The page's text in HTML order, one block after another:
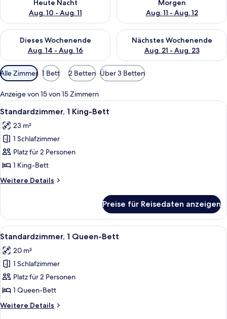
Heute Nacht
Aug. 10 - Aug. 11
Morgen
Aug. 11 - Aug. 12
Dieses Wochenende
Aug. 14 - Aug. 16
Überprüfe die Verfügbarkeit für dieses Wochenende, Aug. 14
Nächstes Wochenende
Aug. 21 - Aug. 23
Überprüfe die Verfügbarkeit
Verfügbare
Filter
für
Zimmer
Alle Zimmer 1 Bett 2 Betten Über 3 Betten
Anzeige von 15 von 15 Zimmern
Alle
Fotos
für
Standardzimmer,
1 King-
Bett
anzeigen
Ein modernes Hotelzimmer mit
5
Standardzimmer, 1 King-Bett
23 m²
1 Schlafzimmer
Platz für 2 Personen
1 King-Bett
Weitere Details
Weitere
1 King-
Bett
Preise für Reisedaten anzeigen
Alle
Fotos
für
Standardzimmer,
1
Queen-
Bett
anzeigen
Ein modernes Hotelzimmer mit
7
Standardzimmer, 1 Queen-Bett
20 m²
1 Schlafzimmer
Platz für 2 Personen
1 Queen-Bett
Weitere Details
Weitere